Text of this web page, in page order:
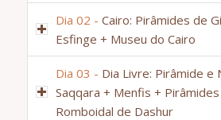
Dia 02 - Cairo: Pirâmides de
Esfinge + Museu do Cairo
Dia 03 - Dia Livre: Pirâmide e
Saqqara + Menfis +
Romboidal de Dashur